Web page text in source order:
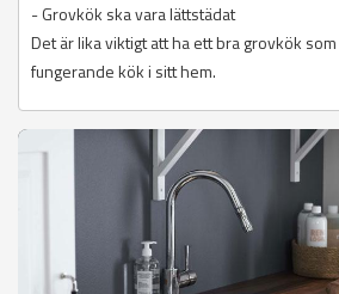
- Grovkök ska vara lättstädat
Det är lika viktigt att ha ett bra grovkök
fungerande kök i sitt hem.